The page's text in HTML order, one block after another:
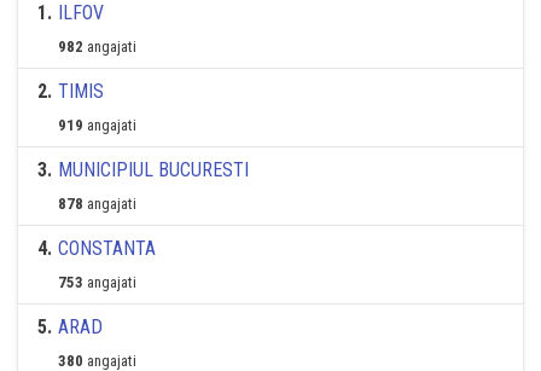
1. ILFOV
982 angajati
2. TIMIS
919 angajati
3. MUNICIPIUL BUCURESTI
878 angajati
4. CONSTANTA
753 angajati
5. ARAD
380 angajati